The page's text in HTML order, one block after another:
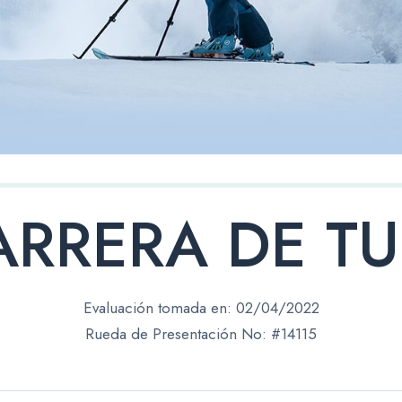
DE
Evaluación tomada en: 02/04/2022
Rueda de Presentación No: #14115